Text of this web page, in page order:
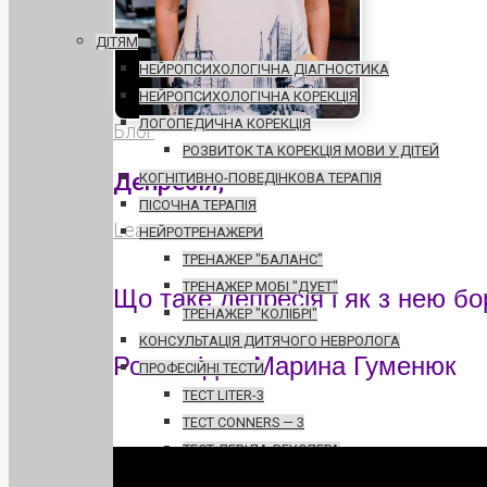
ДІТЯМ
НЕЙРОПСИХОЛОГІЧНА ДІАГНОСТИКА
НЕЙРОПСИХОЛОГІЧНА КОРЕКЦІЯ
ЛОГОПЕДИЧНА КОРЕКЦІЯ
РОЗВИТОК ТА КОРЕКЦІЯ МОВИ У ДІТЕЙ
КОГНІТИВНО-ПОВЕДІНКОВА ТЕРАПІЯ
ПІСОЧНА ТЕРАПІЯ
НЕЙРОТРЕНАЖЕРИ
ТРЕНАЖЕР "БАЛАНС"
ТРЕНАЖЕР МОБІ "ДУЕТ"
ТРЕНАЖЕР "КОЛІБРІ"
КОНСУЛЬТАЦІЯ ДИТЯЧОГО НЕВРОЛОГА
ПРОФЕСІЙНІ ТЕСТИ
ТЕСТ LITER-3
ТЕСТ CONNERS — 3
ТЕСТ ДЕВІДА-ВЕКСЛЕРА
Блог
Депресія;
Leave a comment
Що таке депресія і як з нею
Розповідає Марина Гуменюк